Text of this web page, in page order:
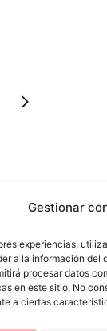
Gestionar
experiencias,
a la información del
procesar datos
en este sitio. No
a ciertas
es la
se